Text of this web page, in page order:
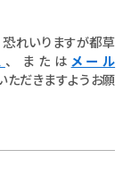
れいりますが都草
、 または メール
ただきますようお願